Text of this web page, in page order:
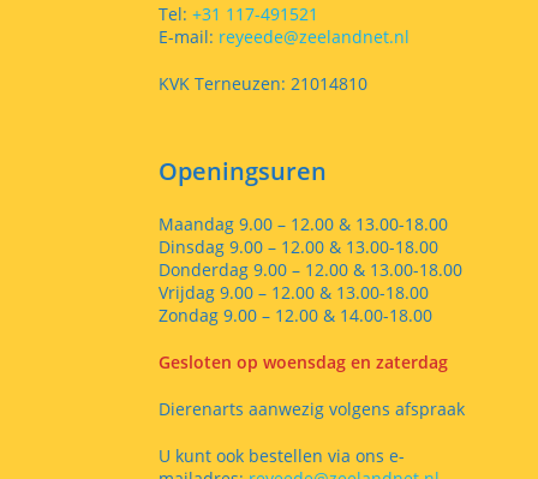
Tel: +31 117-491521
E-mail: reyeede@zeelandnet.nl
KVK Terneuzen: 21014810
Openingsuren
Maandag 9.00 – 12.00 & 13.00-18.00
Dinsdag 9.00 – 12.00 & 13.00-18.00
Donderdag 9.00 – 12.00 & 13.00-18.00
Vrijdag 9.00 – 12.00 & 13.00-18.00
Zondag 9.00 – 12.00 & 14.00-18.00
Gesloten op woensdag en zaterdag
Dierenarts aanwezig volgens afspraak
U kunt ook bestellen via ons e-